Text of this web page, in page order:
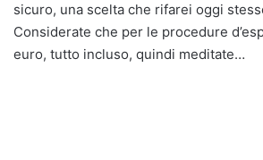
sicuro, una scelta che rifarei oggi
Considerate che per le procedure
euro, tutto incluso, quindi meditate…